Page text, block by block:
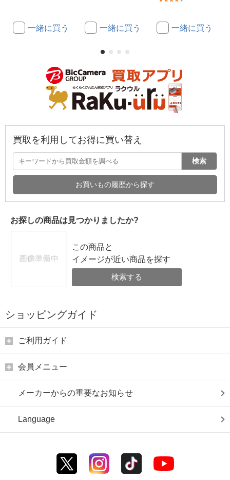
一緒に買う 一緒に買う 一緒に買う
買取を利用してお得に買い替え
検索
お買いもの履歴から探す
お探しの商品は見つかりましたか?
この商品と
イメージが近い商品を探す
検索する
ショッピングガイド
ご利用ガイド
会員メニュー
メーカーからの重要なお知らせ
Language